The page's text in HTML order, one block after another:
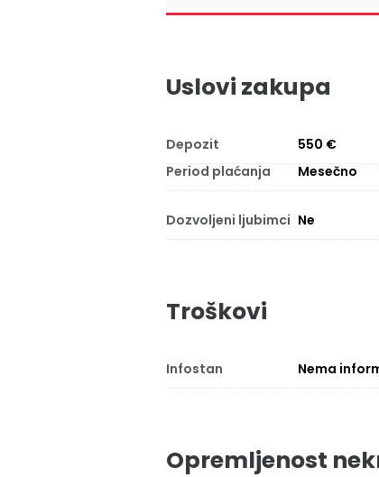
Uslovi zakupa
Depozit 550 €
Period plaćanja
Mesečno
Dozvoljeni ljubimci Ne
Troškovi
Infostan Nema
Opremljenost